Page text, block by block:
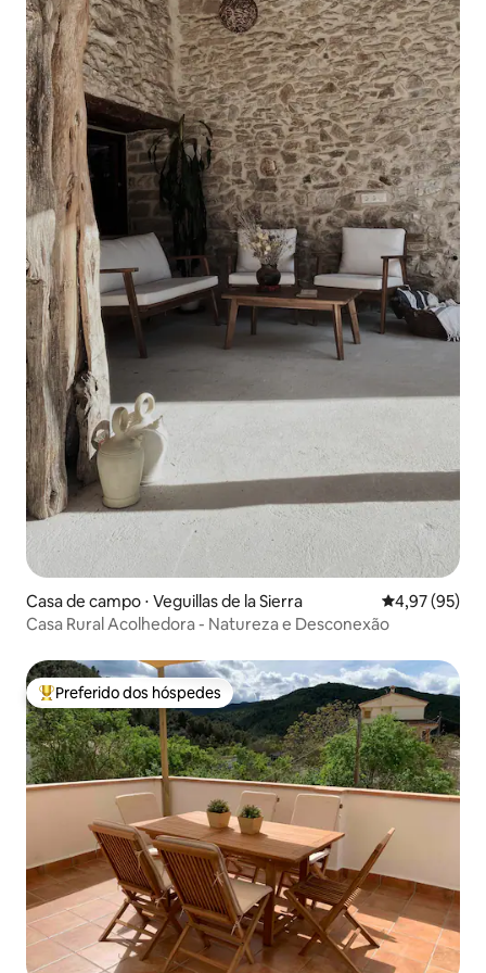
Casa de campo ⋅ Veguillas de la Sierra 4,97 de uma
4,97 (95)
Casa Rural Acolhedora - Natureza e Desconexão
Entre os melhores preferidos dos hóspedes
Preferido dos hóspedes